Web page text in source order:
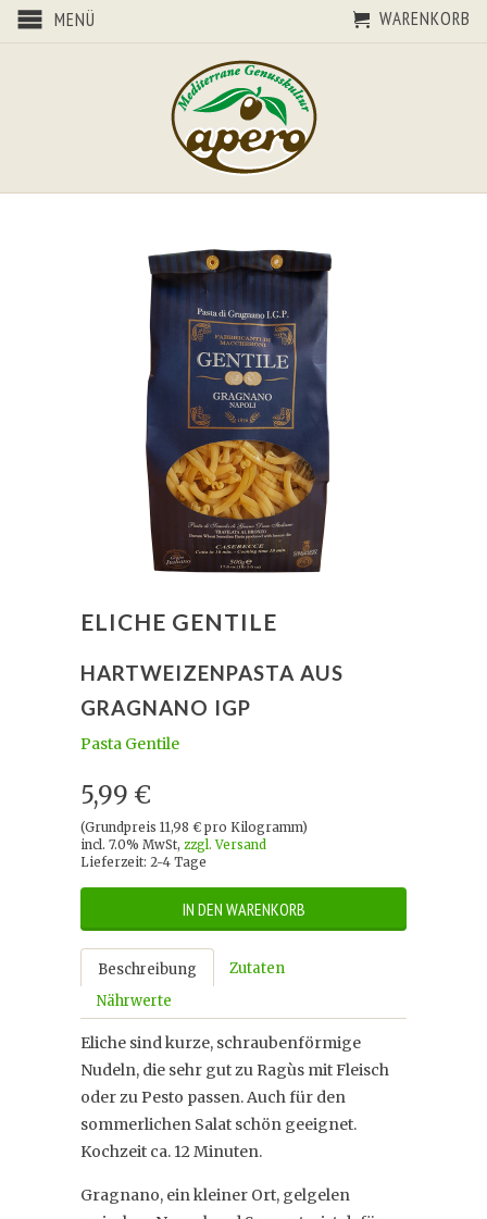
MENÜ WARENKORB
ELICHE GENTILE
HARTWEIZENPASTA AUS
GRAGNANO IGP
Pasta Gentile
5,99 €
(Grundpreis 11,98 € pro Kilogramm)
incl. 7.0% MwSt, zzgl. Versand
Lieferzeit: 2-4 Tage
IN DEN WARENKORB
Beschreibung
Zutaten
Nährwerte
Eliche sind kurze, schraubenförmige
Nudeln, die sehr gut zu Ragùs mit Fleisch
oder zu Pesto passen. Auch für den
sommerlichen Salat schön geeignet.
Kochzeit ca. 12 Minuten.
Gragnano, ein kleiner Ort, gelgelen